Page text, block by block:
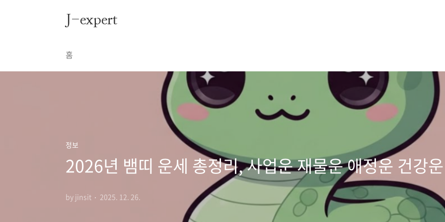
J-expert
홈
정보
2026년 뱀띠 운세 총정리, 사업운 재물운 애정운 건강
by jinsit 2025. 12. 26.